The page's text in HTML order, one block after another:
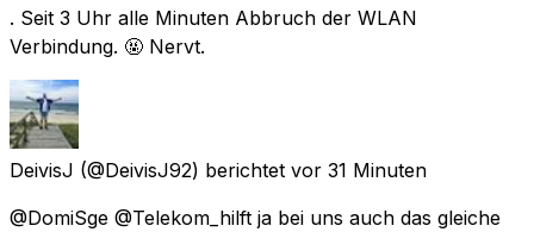
. Seit 3 Uhr alle Minuten Abbruch der WLAN
Verbindung. 🤬 Nervt.
DeivisJ (@DeivisJ92) berichtet vor 31 Minuten
@DomiSge @Telekom_hilft ja bei uns auch das gleiche